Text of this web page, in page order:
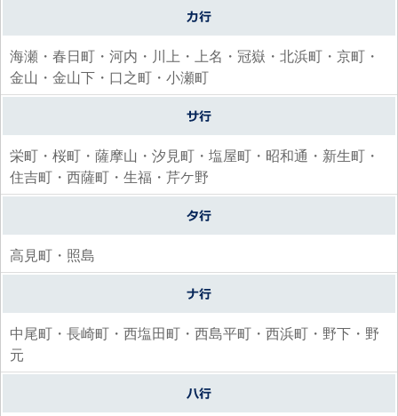
海瀬・春日町・河内・川上・上名・冠嶽・北浜町・京町・
金山・金山下・口之町・小瀬町
栄町・桜町・薩摩山・汐見町・塩屋町・昭和通・新生町・
住吉町・西薩町・生福・芹ケ野
高見町・照島
中尾町・長崎町・西塩田町・西島平町・西浜町・野下・野
元